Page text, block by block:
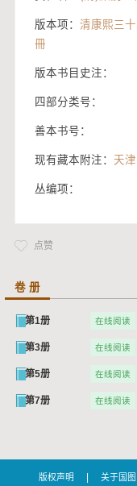
版本项： 清康熙三
冊
版本书目史注：
四部分类号：
善本书号：
现有藏本附注： 天
丛编项：
点赞
卷 册
第1册 在线阅读
第3册 在线阅读
第5册 在线阅读
第7册 在线阅读
第13册 在线阅读
版权声明 关于国图